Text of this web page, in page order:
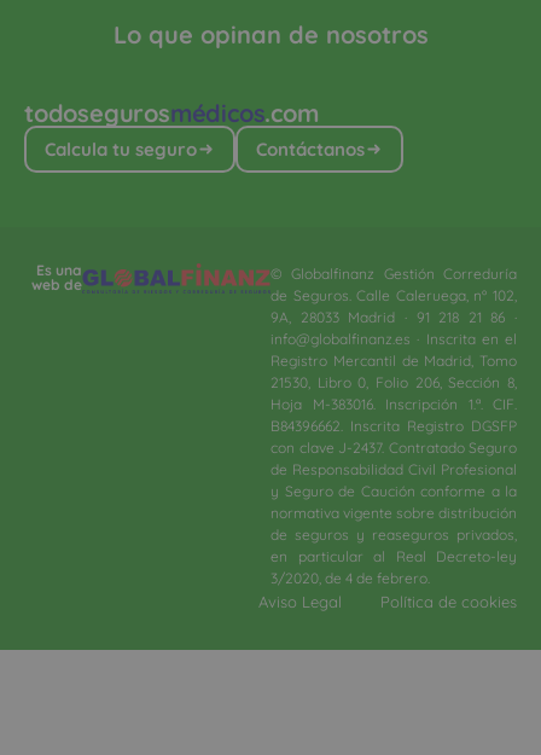
todosegurosmédicos.com
Calcula tu seguro Contáctanos
Lo que opinan de nosotros
Es una
web de
© Globalfinanz Gestión Correduría
de Seguros. Calle Caleruega, nº 102,
9A, 28033 Madrid · 91 218 21 86 ·
info@globalfinanz.es · Inscrita en el
Registro Mercantil de Madrid, Tomo
21530, Libro 0, Folio 206, Sección 8,
Hoja M-383016. Inscripción 1.ª. CIF.
B84396662. Inscrita Registro DGSFP
con clave J-2437. Contratado Seguro
de Responsabilidad Civil Profesional
y Seguro de Caución conforme a la
normativa vigente sobre distribución
de seguros y reaseguros privados,
en particular al Real Decreto-ley
3/2020, de 4 de febrero.​
Aviso Legal Política de cookies